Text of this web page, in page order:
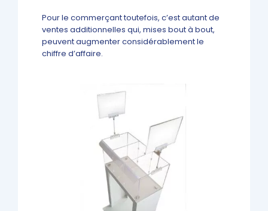
Pour le commerçant toutefois, c’est autant de
ventes additionnelles qui, mises bout à bout,
peuvent augmenter considérablement le
chiffre d’affaire.